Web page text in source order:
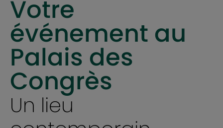
Votre
événement au
Palais des
Congrès
Un lieu